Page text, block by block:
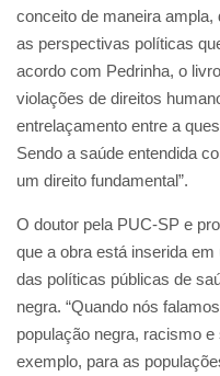
conceito de maneira
as perspectivas políticas
acordo com Pedrinha, o
violações de direitos
entrelaçamento entre a
Sendo a saúde entendida
um direito fundamental”.
O doutor pela PUC-SP e
que a obra está inserida
das políticas públicas de
negra. “Quando nós
população negra, racismo
exemplo, para as